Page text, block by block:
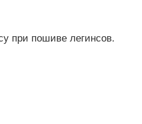
при пошиве легинсов.